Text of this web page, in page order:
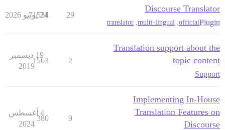
Discourse Translator
Plugin
official
,
multi-lingual
,
translator
29
71524
24 يونيو 2026
Translation support about the
topic content
Support
2
1563
19 ديسمبر
2019
Implementing In-House
Translation Features on
Discourse
9
380
4 أغسطس
2024